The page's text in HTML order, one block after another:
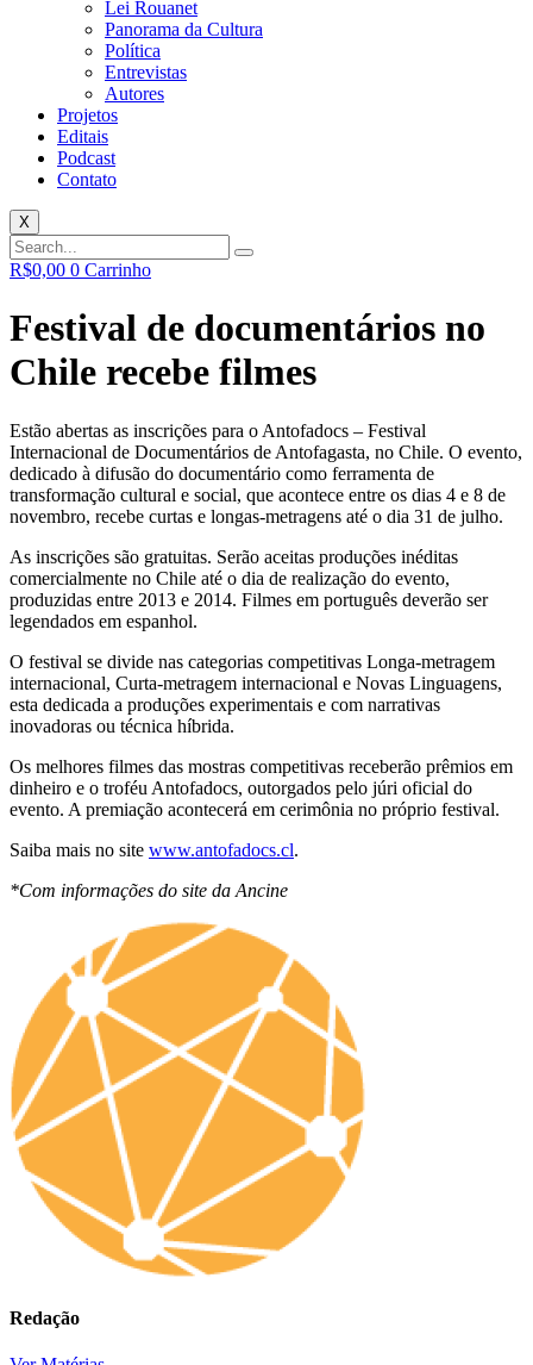
Lei Rouanet
Panorama da Cultura
Política
Entrevistas
Autores
Projetos
Editais
Podcast
Contato
X
R$0,00 0 Carrinho
Festival de documentários no
Chile recebe filmes
Estão abertas as inscrições para o Antofadocs – Festival
Internacional de Documentários de Antofagasta, no Chile. O evento,
dedicado à difusão do documentário como ferramenta de
transformação cultural e social, que acontece entre os dias 4 e 8 de
novembro, recebe curtas e longas-metragens até o dia 31 de julho.
As inscrições são gratuitas. Serão aceitas produções inéditas
comercialmente no Chile até o dia de realização do evento,
produzidas entre 2013 e 2014. Filmes em português deverão ser
legendados em espanhol.
O festival se divide nas categorias competitivas Longa-metragem
internacional, Curta-metragem internacional e Novas Linguagens,
esta dedicada a produções experimentais e com narrativas
inovadoras ou técnica híbrida.
Os melhores filmes das mostras competitivas receberão prêmios em
dinheiro e o troféu Antofadocs, outorgados pelo júri oficial do
evento. A premiação acontecerá em cerimônia no próprio festival.
Saiba mais no site www.antofadocs.cl.
*Com informações do site da Ancine
Redação